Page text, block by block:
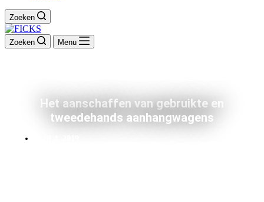
Zoeken
Zoeken Menu
Het aanschaffen van gebruikte en
tweedehands aanhangwagens